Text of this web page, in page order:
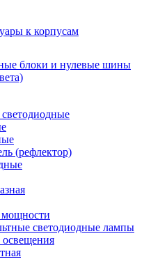
к корпусам
блоки и нулевые шины
(рефлектор)
светодиодные лампы
освещения